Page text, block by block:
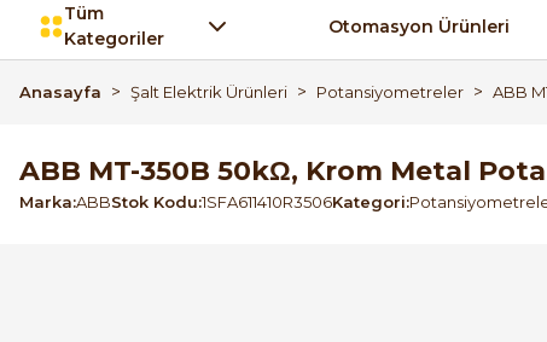
Tüm
Kategoriler
Otomasyon Ürünleri
Anasayfa Şalt Elektrik Ürünleri Potansiyometreler ABB
ABB MT-350B 50kΩ, Krom Metal
Marka ABBStok Kodu 1SFA611410R3506Kategori